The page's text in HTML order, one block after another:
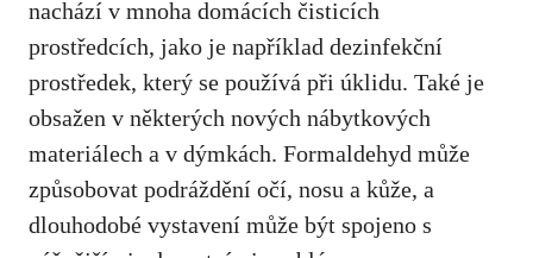
nachází v mnoha domácích čisticích
prostředcích, jako je například dezinfekční
prostředek, který se používá při úklidu. Také je
obsažen v některých nových nábytkových
materiálech a v dýmkách. Formaldehyd může
způsobovat podráždění očí, nosu a kůže, a
dlouhodobé vystavení může být spojeno s